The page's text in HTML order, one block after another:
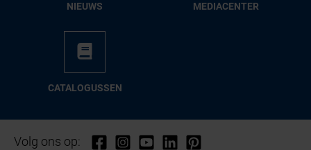
NIEUWS ME­DIA­CEN­TER
CA­TA­LO­GUS­SEN
Volg ons op: